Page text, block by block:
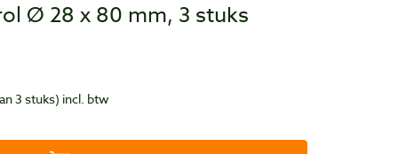
Ø 28 x 80 mm, 3 stuks
3 stuks) incl. btw